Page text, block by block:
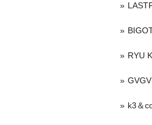
RYU
GVGV
k3＆